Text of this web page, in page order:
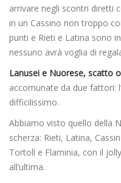
arrivare negli scontri diretti
in un Cassino non troppo
punti e Rieti e Latina sono
nessuno avrà voglia di
Lanusei e Nuorese, scatto
accomunate da due fattori:
difficilissimo.
Abbiamo visto quello della
scherza: Rieti, Latina,
Tortolì e Flaminia, con il
all’ultima.